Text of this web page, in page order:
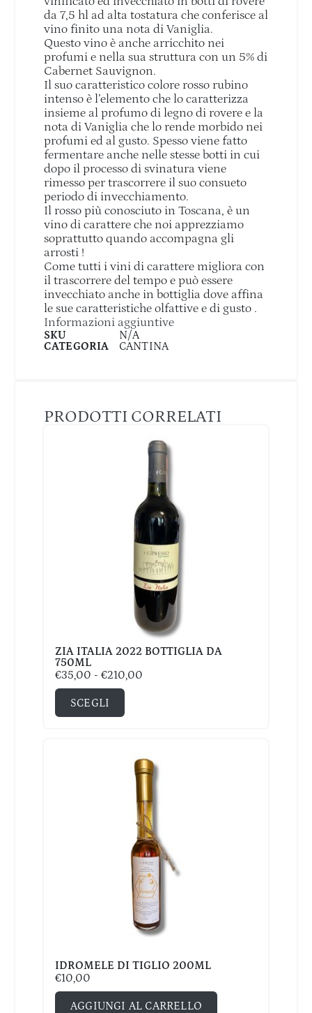
da 7,5 hl ad alta tostatura che conferisce al
vino finito una nota di Vaniglia.
Questo vino è anche arricchito nei
profumi e nella sua struttura con un 5% di
Cabernet Sauvignon.
Il suo caratteristico colore rosso rubino
intenso è l’elemento che lo caratterizza
insieme al profumo di legno di rovere e la
nota di Vaniglia che lo rende morbido nei
profumi ed al gusto. Spesso viene fatto
fermentare anche nelle stesse botti in cui
dopo il processo di svinatura viene
rimesso per trascorrere il suo consueto
periodo di invecchiamento.
Il rosso più conosciuto in Toscana, è un
vino di carattere che noi apprezziamo
soprattutto quando accompagna gli
arrosti !
Come tutti i vini di carattere migliora con
il trascorrere del tempo e può essere
invecchiato anche in bottiglia dove affina
le sue caratteristiche olfattive e di gusto .
Informazioni aggiuntive
SKU
N/A
CATEGORIA
CANTINA
PRODOTTI CORRELATI
ZIA ITALIA 2022 BOTTIGLIA DA
750ML
€35,00 - €210,00
SCEGLI
IDROMELE DI TIGLIO 200ML
€10,00
AGGIUNGI AL CARRELLO